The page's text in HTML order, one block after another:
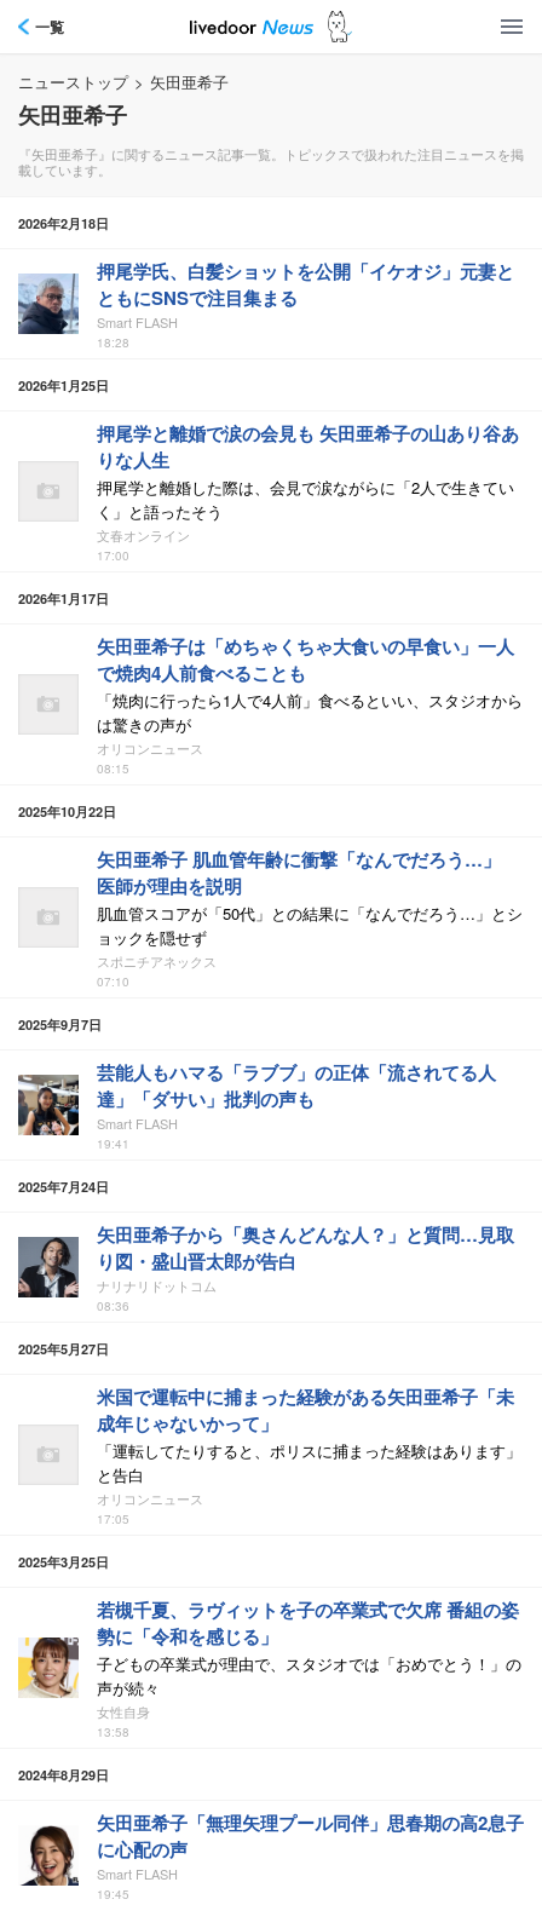
一覧
ニューストップ > 矢田亜希子
矢田亜希子
『矢田亜希子』に関するニュース記事一覧。トピックスで扱われた注目ニュースを掲
載しています。
2026年2月18日
押尾学氏、白髪ショットを公開「イケオジ」元妻と
ともにSNSで注目集まる
Smart FLASH
18:28
2026年1月25日
押尾学と離婚で涙の会見も 矢田亜希子の山あり谷あ
りな人生
押尾学と離婚した際は、会見で涙ながらに「2人で生きてい
く」と語ったそう
文春オンライン
17:00
2026年1月17日
矢田亜希子は「めちゃくちゃ大食いの早食い」一人
で焼肉4人前食べることも
「焼肉に行ったら1人で4人前」食べるといい、スタジオから
は驚きの声が
オリコンニュース
08:15
2025年10月22日
矢田亜希子 肌血管年齢に衝撃「なんでだろう…」
医師が理由を説明
肌血管スコアが「50代」との結果に「なんでだろう…」とシ
ョックを隠せず
スポニチアネックス
07:10
2025年9月7日
芸能人もハマる「ラブブ」の正体「流されてる人
達」「ダサい」批判の声も
Smart FLASH
19:41
2025年7月24日
矢田亜希子から「奥さんどんな人？」と質問…見取
り図・盛山晋太郎が告白
ナリナリドットコム
08:36
2025年5月27日
米国で運転中に捕まった経験がある矢田亜希子「未
成年じゃないかって」
「運転してたりすると、ポリスに捕まった経験はあります」
と告白
オリコンニュース
17:05
2025年3月25日
若槻千夏、ラヴィットを子の卒業式で欠席 番組の姿
勢に「令和を感じる」
子どもの卒業式が理由で、スタジオでは「おめでとう！」の
声が続々
女性自身
13:58
2024年8月29日
矢田亜希子「無理矢理プール同伴」思春期の高2息子
に心配の声
Smart FLASH
19:45